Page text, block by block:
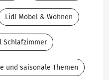
Lidl Möbel & Wohnen
Schlafzimmer
und saisonale Themen